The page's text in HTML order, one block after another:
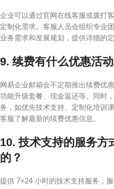
企业可以通过官网在线客服或拨打
定制化需求。客服人员会组织专业
业务需求和发展规划，提供详细的
9. 续费有什么优惠活
网易企业邮箱会不定期推出续费优
功能升级套餐、现金返还等。同时
务，如优先技术支持、定制化培训
客服了解最新的续费优惠信息。
10. 技术支持的服务方
的？
提供 7×24 小时的技术支持服务，